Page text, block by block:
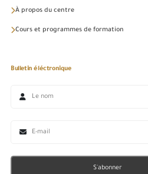
À propos du centre
Cours et programmes de formation
Bulletin éléctronique
S'abonner